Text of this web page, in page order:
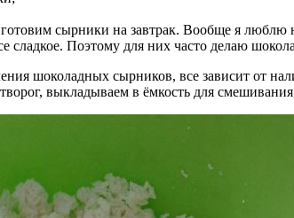
готовим сырники на завтрак. Вообще я
сладкое. Поэтому для них часто делаю
шоколадных сырников, все зависит от
выкладываем в ёмкость для